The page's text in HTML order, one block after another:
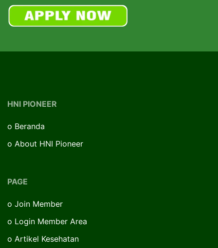
HNI PIONEER
o Beranda
o About HNI Pioneer
PAGE
o Join Member
o Login Member Area
o Artikel Kesehatan